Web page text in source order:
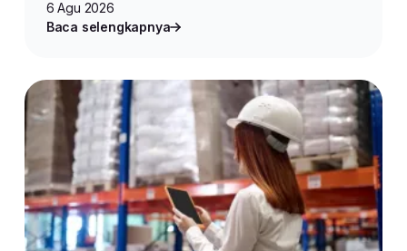
Produk untuk Jualan Online
6 Agu 2026
Baca selengkapnya